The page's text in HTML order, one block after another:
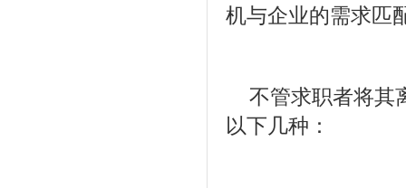
机与企业的需求匹
不管求职者将其
以下几种：